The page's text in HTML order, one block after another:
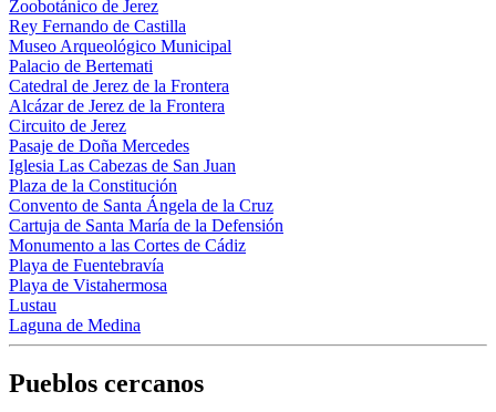
Zoobotánico de Jerez
Rey Fernando de Castilla
Museo Arqueológico Municipal
Palacio de Bertemati
Catedral de Jerez de la Frontera
Alcázar de Jerez de la Frontera
Circuito de Jerez
Pasaje de Doña Mercedes
Iglesia Las Cabezas de San Juan
Plaza de la Constitución
Convento de Santa Ángela de la Cruz
Cartuja de Santa María de la Defensión
Monumento a las Cortes de Cádiz
Playa de Fuentebravía
Playa de Vistahermosa
Lustau
Laguna de Medina
Pueblos cercanos